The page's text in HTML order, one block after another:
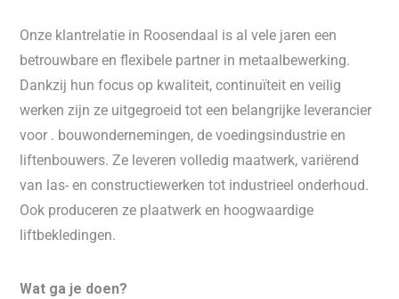
Onze klantrelatie in Roosendaal is al vele jaren een
betrouwbare en flexibele partner in metaalbewerking.
Dankzij hun focus op kwaliteit, continuïteit en veilig
werken zijn ze uitgegroeid tot een belangrijke leverancier
voor . bouwondernemingen, de voedingsindustrie en
liftenbouwers. Ze leveren volledig maatwerk, variërend
van las- en constructiewerken tot industrieel onderhoud.
Ook produceren ze plaatwerk en hoogwaardige
liftbekledingen.
Wat ga je doen?